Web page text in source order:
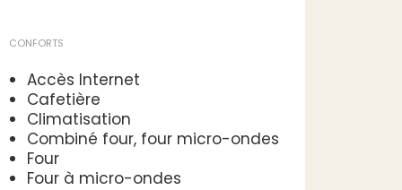
CONFORTS
Accès Internet
Cafetière
Climatisation
Combiné four, four micro-ondes
Four
Four à micro-ondes